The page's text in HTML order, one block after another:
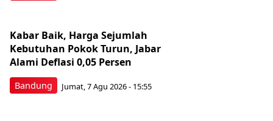
Bandung
Kabar Baik, Harga Sejumlah
Kebutuhan Pokok Turun, Jabar
Alami Deflasi 0,05 Persen
Jumat, 7 Agu 2026 - 15:55